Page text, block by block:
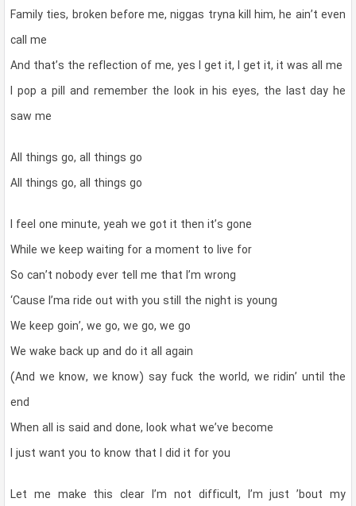
Family ties, broken before me, niggas tryna kill him, he ain’t even
call me
And that’s the reflection of me, yes I get it, I get it, it was all me
I pop a pill and remember the look in his eyes, the last day he
saw me
All things go, all things go
All things go, all things go
I feel one minute, yeah we got it then it’s gone
While we keep waiting for a moment to live for
So can’t nobody ever tell me that I’m wrong
‘Cause I’ma ride out with you still the night is young
We keep goin’, we go, we go, we go
We wake back up and do it all again
(And we know, we know) say fuck the world, we ridin’ until the
end
When all is said and done, look what we’ve become
I just want you to know that I did it for you
Let me make this clear I’m not difficult, I’m just ’bout my